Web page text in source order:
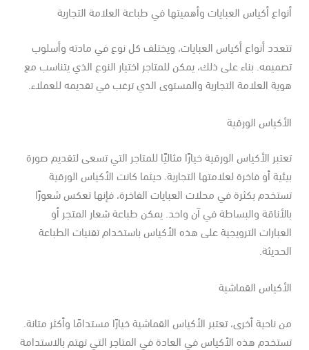
أكياس العبايات وأهميتها في طباعة العلامة التجارية
أنواع أكياس العبايات، ويختلف كل نوع في مادته وأسلوب
بناء على ذلك، يمكن للمتاجر اختيار النوع الذي يتناسب مع
العلامة التجارية والمستوى الذي ترغب في تقديمه للعملاء.
الورقية
الأكياس الورقية خيارًا مثاليًا للمتاجر التي تسعى لتقديم صورة
أو فاخرة لعلامتها التجارية. حيثما كانت الأكياس الورقية
بكثرة في محلات العبايات الفاخرة، فإنها تعكس شعورًا
والبساطة في آن واحد. يمكن طباعة شعار المتجر أو
الترويجية على هذه الأكياس باستخدام تقنيات الطباعة
القماشية
ناحية أخرى، تعتبر الأكياس القماشية خيارًا مستدامًا وأكثر متانة.
هذه الأكياس في العادة في المتاجر التي تهتم بالاستدامة